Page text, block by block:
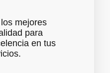
mejores
para
en tus